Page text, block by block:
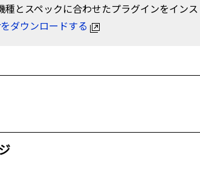
種とスペックに合わせたプラグインをインス
ダウンロードする